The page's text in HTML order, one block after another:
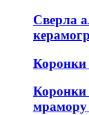
Сверла
Коронки
мрамору